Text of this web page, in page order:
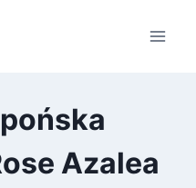
Azalea